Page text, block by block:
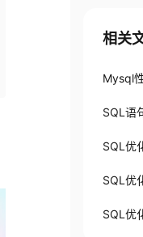
相关
Mysql
SQL语
SQL
SQL
SQL优